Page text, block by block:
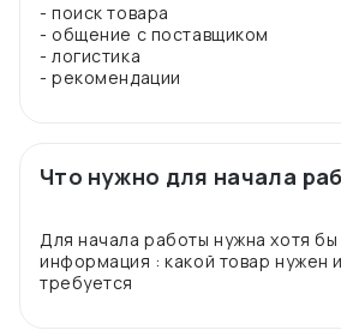
- поиск товара
- общение с поставщиком
- логистика
Что нужно для начала
Для начала работы нужна хотя
информация : какой товар нужен